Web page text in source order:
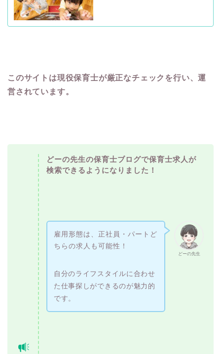
このサイトは現役保育士が厳正なチェックを行い、運
営されています。
どーの先生の保育士ブログで保育士求人が
検索できるようになりました！
どーの先生
雇用形態は、正社員・パートど
ちらの求人も可能性！
自分のライフスタイルに合わせ
た仕事探しができるのが魅力的
です。